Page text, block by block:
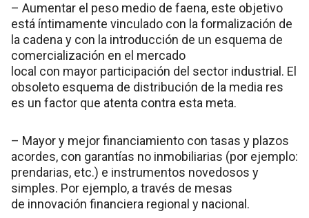
– Aumentar el peso medio de faena, este objetivo
está íntimamente vinculado con la formalización de
la cadena y con la introducción de un esquema de
comercialización en el mercado
local con mayor participación del sector industrial. El
obsoleto esquema de distribución de la media res
es un factor que atenta contra esta meta.
– Mayor y mejor financiamiento con tasas y plazos
acordes, con garantías no inmobiliarias (por ejemplo:
prendarias, etc.) e instrumentos novedosos y
simples. Por ejemplo, a través de mesas
de innovación financiera regional y nacional.